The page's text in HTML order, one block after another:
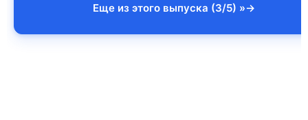
Еще из этого выпуска (3/5) »